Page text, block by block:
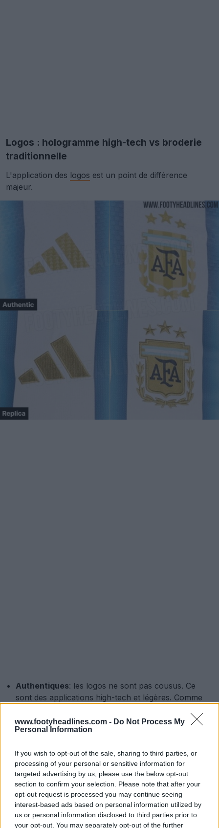
www.footyheadlines.com - Do Not Process My
Personal Information
If you wish to opt-out of the sale, sharing to third parties, or
processing of your personal or sensitive information for
targeted advertising by us, please use the below opt-out
section to confirm your selection. Please note that after your
opt-out request is processed you may continue seeing
interest-based ads based on personal information utilized by
us or personal information disclosed to third parties prior to
your opt-out. You may separately opt-out of the further
Logos : hologramme high-tech vs broderie
traditionnelle
L'application des logos est un point de différence
majeur.
Authentiques: les logos ne sont pas cousus. Ce
sont des applications high-tech et légères. Comme
holographique « logo dans le logo », avec des
dizaines de petits logos intégrés dans les écussons
contiennent également une impression UV cachée
pour lutter contre la contrefaçon.